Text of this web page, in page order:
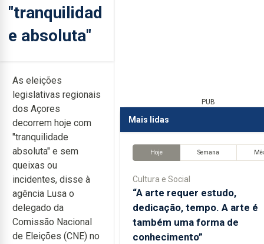
"tranquilidad
e absoluta"
As eleições
legislativas regionais
dos Açores
decorrem hoje com
"tranquilidade
absoluta" e sem
queixas ou
incidentes, disse à
agência Lusa o
delegado da
Comissão Nacional
de Eleições (CNE) no
PUB
Mais lidas
Hoje Semana
Cultura e Social
“A arte requer estudo,
dedicação, tempo. A arte é
também uma forma de
conhecimento”